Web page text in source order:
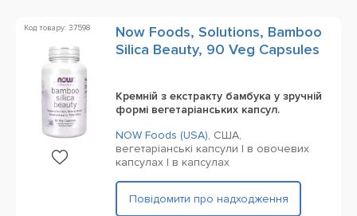
Код товару: 37598
Now Foods, Solutions, Bamboo
Silica Beauty, 90 Veg Capsules
Кремній з екстракту бамбука у зручній
формі вегетаріанських капсул.
NOW Foods (USA), США,
вегетаріанські капсули | в овочевих
капсулах | в капсулах
Повідомити про надходження